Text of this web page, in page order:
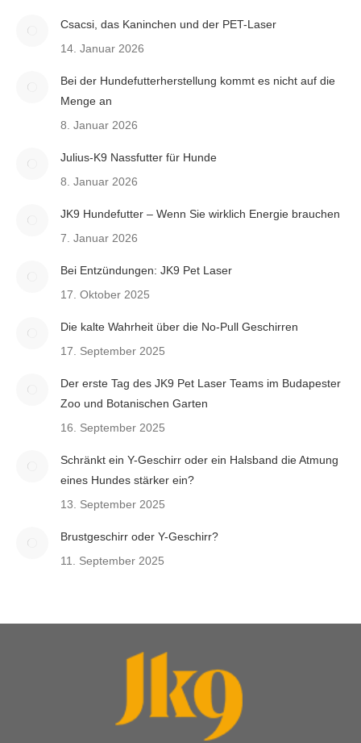
Csacsi, das Kaninchen und der PET-Laser
14. Januar 2026
Bei der Hundefutterherstellung kommt es nicht auf die
Menge an
8. Januar 2026
Julius-K9 Nassfutter für Hunde
8. Januar 2026
JK9 Hundefutter – Wenn Sie wirklich Energie brauchen
7. Januar 2026
Bei Entzündungen: JK9 Pet Laser
17. Oktober 2025
Die kalte Wahrheit über die No-Pull Geschirren
17. September 2025
Der erste Tag des JK9 Pet Laser Teams im Budapester
Zoo und Botanischen Garten
16. September 2025
Schränkt ein Y-Geschirr oder ein Halsband die Atmung
eines Hundes stärker ein?
13. September 2025
Brustgeschirr oder Y-Geschirr?
11. September 2025